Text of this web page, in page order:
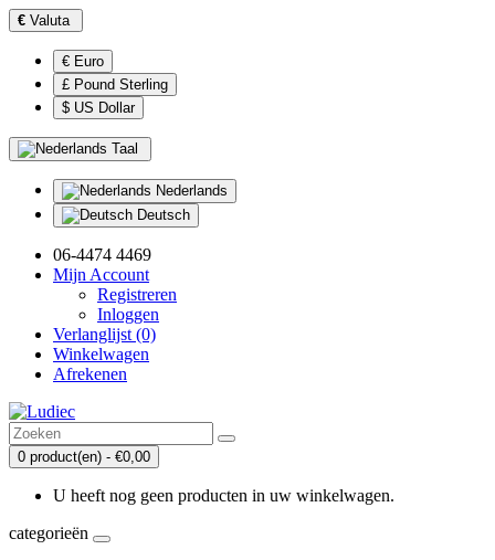
€ Valuta
€ Euro
£ Pound Sterling
$ US Dollar
Taal
Nederlands
Deutsch
06-4474 4469
Mijn Account
Registreren
Inloggen
Verlanglijst (0)
Winkelwagen
Afrekenen
0 product(en) - €0,00
U heeft nog geen producten in uw winkelwagen.
categorieën